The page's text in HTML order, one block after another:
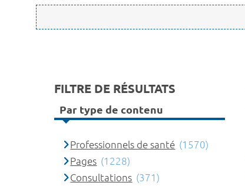
FILTRE DE RÉSULTATS
Par type de contenu
Professionnels de santé (1570)
Pages (1228)
Consultations (371)